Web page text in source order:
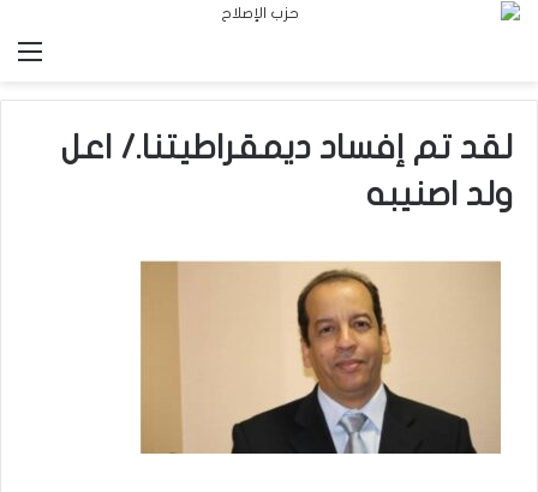
لقد تم إفساد ديمقراطيتنا./ اعل
ولد اصنيبه